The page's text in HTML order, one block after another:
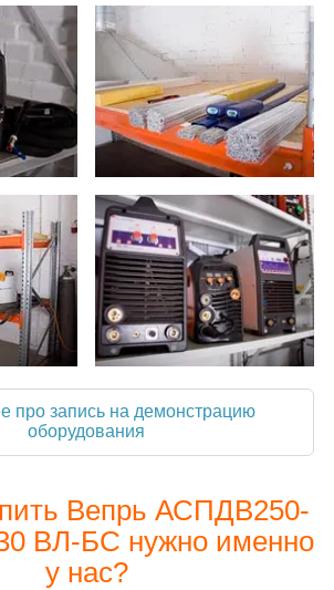
про запись на демонстрацию
оборудования
Вепрь АСПДВ250-
ВЛ-БС нужно именно
у нас?